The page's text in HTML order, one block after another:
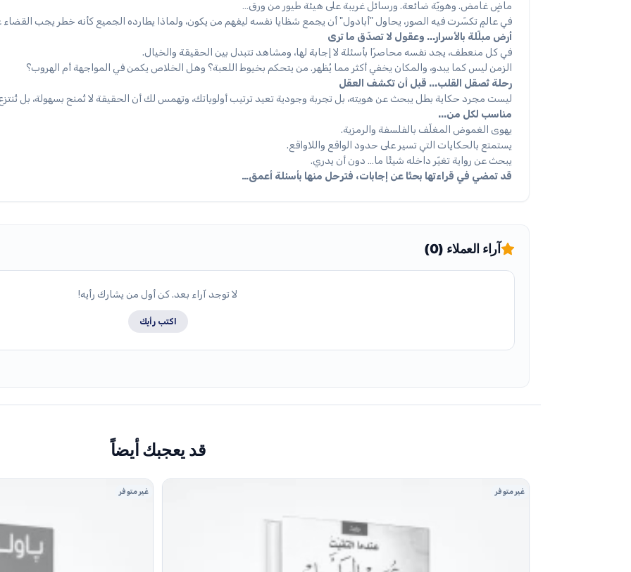
ماضٍ غامض. وهويّة ضائعة. ورسائل غريبة على هيئة طيور من ورق…
في عالمٍ تكسّرت فيه الصور، يحاول "أبادول" أن يجمع شظايا نفسه ليفهم من يكون، ولماذا يطارده الجميع كأنه خطر يجب القضاء
أرض مبلّلة بالأسرار... وعقول لا تصدّق ما ترى
في كل منعطف، يجد نفسه محاصرًا بأسئلة لا إجابة لها، ومشاهد تتبدل بين الحقيقة والخيال.
الزمن ليس كما يبدو، والمكان يخفي أكثر مما يُظهر. من يتحكم بخيوط اللعبة؟ وهل الخلاص يكمن في المواجهة أم الهروب؟
رحلة تُصقل القلب... قبل أن تكشف العقل
ليست مجرد حكاية بطل يبحث عن هويته، بل تجربة وجودية تعيد ترتيب أولوياتك، وتهمس لك أن الحقيقة لا تُمنح بسهولة، بل
مناسب لكل من...
يهوى الغموض المغلّف بالفلسفة والرمزية.
يستمتع بالحكايات التي تسير على حدود الواقع واللاواقع.
يبحث عن رواية تغيّر داخله شيئًا ما… دون أن يدري.
قد تمضي في قراءتها بحثًا عن إجابات، فترحل منها بأسئلة أعمق…
آراء العملاء (0)
لا توجد آراء بعد. كن أول من يشارك رأيه!
اكتب رأيك
قد يعجبك أيضاً
غير متوفر غير متوفر